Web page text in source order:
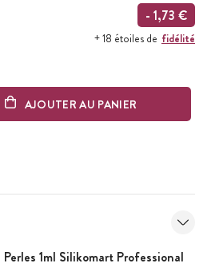
- 1,73 €
+ 18 étoiles de fidélité
AJOUTER AU PANIER
1ml Silikomart Professional